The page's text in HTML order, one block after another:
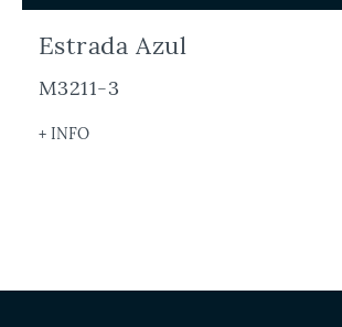
Estrada Azul
M3211-3
+ INFO